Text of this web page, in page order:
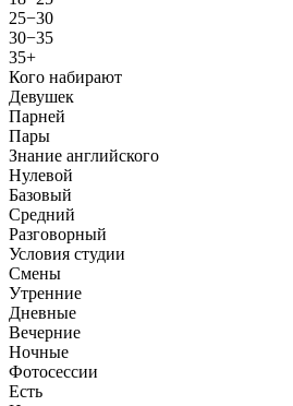
25−30
30−35
35+
Кого набирают
Девушек
Парней
Пары
Знание английского
Нулевой
Базовый
Средний
Разговорный
Условия студии
Смены
Утренние
Дневные
Вечерние
Ночные
Фотосессии
Есть